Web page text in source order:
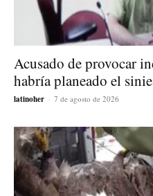
Acusado de provocar
habría planeado el
latinoher - 7 de agosto de 2026